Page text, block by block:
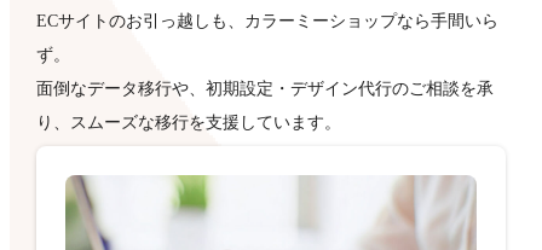
ECサイトのお引っ越しも、カラーミーショップなら手間いら
ず。
面倒なデータ移行や、初期設定・デザイン代行のご相談を承
り、スムーズな移行を支援しています。